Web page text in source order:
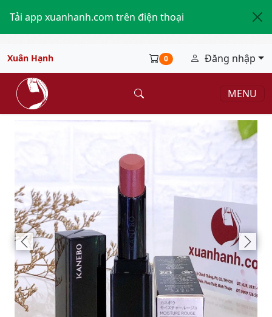
Tải app xuanhanh.com trên điện thoại
Xuân Hạnh 0 Đăng nhập
MENU